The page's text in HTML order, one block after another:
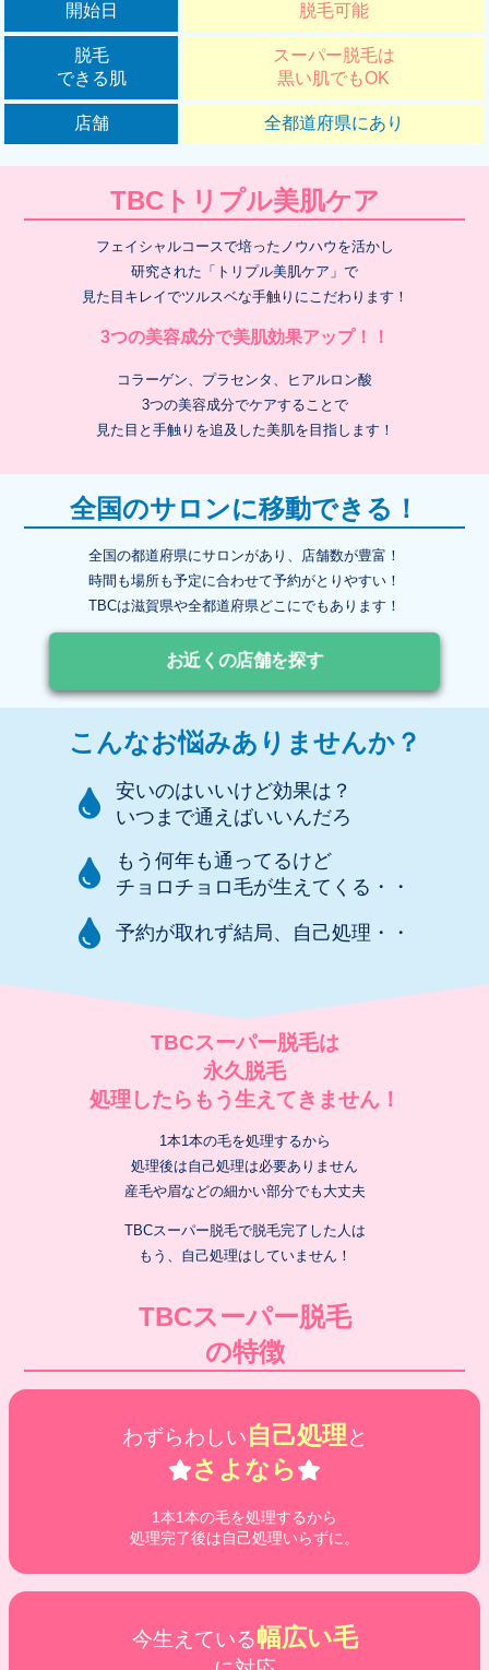
開始日 脱毛可能
脱毛
できる肌
スーパー脱毛は
黒い肌でもOK
店舗 全都道府県にあり
TBCトリプル美肌ケア
フェイシャルコースで培ったノウハウを活かし
研究された「トリプル美肌ケア」で
見た目キレイでツルスベな手触りにこだわります！
3つの美容成分で美肌効果アップ！！
コラーゲン、プラセンタ、ヒアルロン酸
3つの美容成分でケアすることで
見た目と手触りを追及した美肌を目指します！
全国のサロンに移動できる！
全国の都道府県にサロンがあり、店舗数が豊富！
時間も場所も予定に合わせて予約がとりやすい！
TBCは滋賀県や全都道府県どこにでもあります！
お近くの店舗を探す
こんなお悩みありませんか？
安いのはいいけど効果は？
いつまで通えばいいんだろ
もう何年も通ってるけど
チョロチョロ毛が生えてくる・・
予約が取れず結局、自己処理・・
TBCスーパー脱毛は
永久脱毛
処理したらもう生えてきません！
1本1本の毛を処理するから
処理後は自己処理は必要ありません
産毛や眉などの細かい部分でも大丈夫
TBCスーパー脱毛で脱毛完了した人は
もう、自己処理はしていません！
TBCスーパー脱毛
の特徴
わずらわしい自己処理と
さよなら
1本1本の毛を処理するから
処理完了後は自己処理いらずに。
今生えている幅広い毛